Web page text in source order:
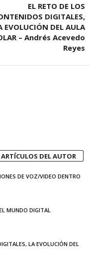
EL RETO DE LOS
DIGITALES,
EVOLUCIÓN DEL AULA
– Andrés Acevedo
Reyes
DEL AUTOR
DE VOZ/VIDEO DENTRO
MUNDO DIGITAL
LA EVOLUCIÓN DEL